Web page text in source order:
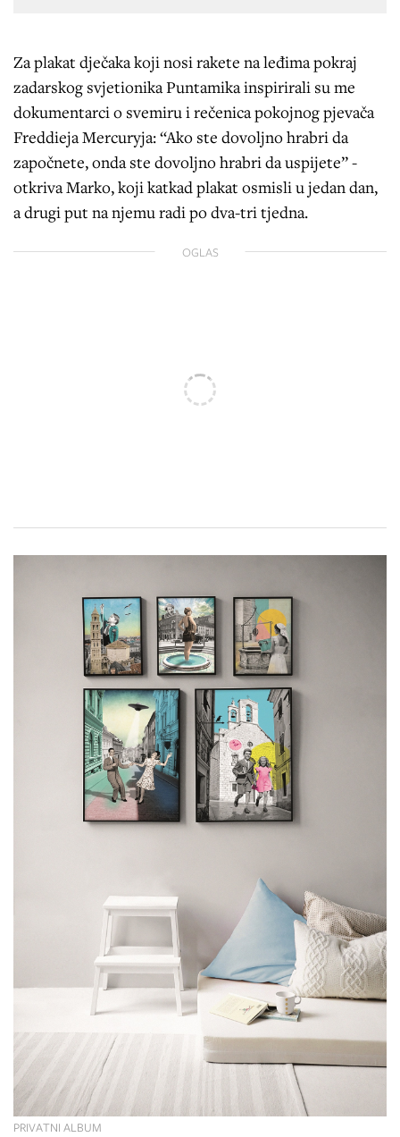
Za plakat dječaka koji nosi rakete na leđima pokraj
zadarskog svjetionika Puntamika inspirirali su me
dokumentarci o svemiru i rečenica pokojnog pjevača
Freddieja Mercuryja: “Ako ste dovoljno hrabri da
započnete, onda ste dovoljno hrabri da uspijete” -
otkriva Marko, koji katkad plakat osmisli u jedan dan,
a drugi put na njemu radi po dva-tri tjedna.
OGLAS
PRIVATNI ALBUM